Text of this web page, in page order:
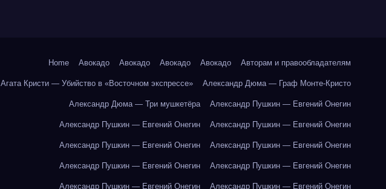
Home Авокадо Авокадо Авокадо Авокадо Авторам и правообладателям
Агата Кристи — Убийство в «Восточном экспрессе» Александр Дюма — Граф Монте-Кристо
Александр Дюма — Три мушкетёра Александр Пушкин — Евгений Онегин
Александр Пушкин — Евгений Онегин Александр Пушкин — Евгений Онегин
Александр Пушкин — Евгений Онегин Александр Пушкин — Евгений Онегин
Александр Пушкин — Евгений Онегин Александр Пушкин — Евгений Онегин
Александр Пушкин — Евгений Онегин Александр Пушкин — Евгений Онегин